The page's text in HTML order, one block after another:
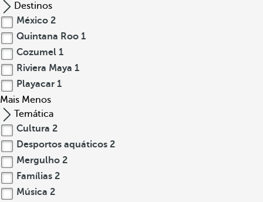
Destinos
México 2
Quintana Roo 1
Cozumel 1
Riviera Maya 1
Playacar 1
Mais Menos
Temática
Cultura 2
Desportos aquáticos 2
Mergulho 2
Famílias 2
Música 2